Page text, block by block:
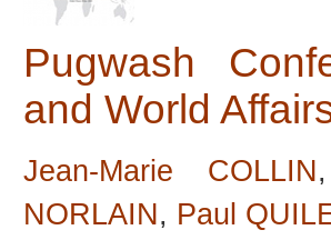
Pugwash
and World
Jean-Marie COLLIN
NORLAIN, Paul